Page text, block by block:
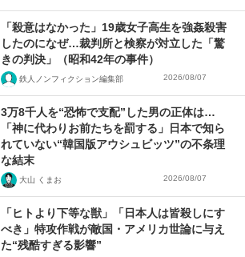
「殺意はなかった」19歳女子高生を強姦殺害
したのになぜ…裁判所と検察が対立した「驚
きの判決」（昭和42年の事件）
鉄人ノンフィクション編集部 2026/08/07
3万8千人を“恐怖で支配”した男の正体は…
「神に代わりお前たちを罰する」日本で知ら
れていない“韓国版アウシュビッツ”の不条理
な結末
大山 くまお 2026/08/07
「ヒトより下等な獣」「日本人は皆殺しにす
べき」特攻作戦が敵国・アメリカ世論に与え
た“残酷すぎる影響”